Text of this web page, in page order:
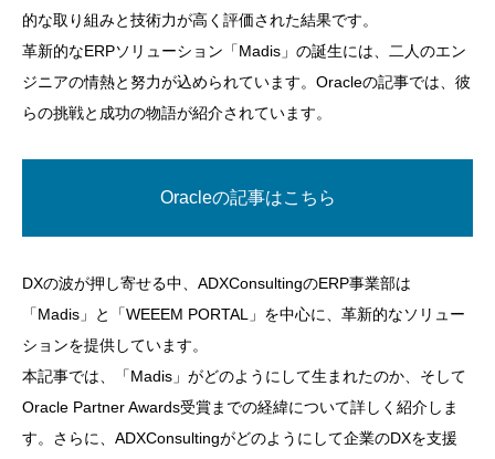
的な取り組みと技術力が高く評価された結果です。
革新的なERPソリューション「Madis」の誕生には、二人のエン
ジニアの情熱と努力が込められています。Oracleの記事では、彼
らの挑戦と成功の物語が紹介されています。
Oracleの記事はこちら
DXの波が押し寄せる中、ADXConsultingのERP事業部は
「Madis」と「WEEEM PORTAL」を中心に、革新的なソリュー
ションを提供しています。
本記事では、「Madis」がどのようにして生まれたのか、そして
Oracle Partner Awards受賞までの経緯について詳しく紹介しま
す。さらに、ADXConsultingがどのようにして企業のDXを支援